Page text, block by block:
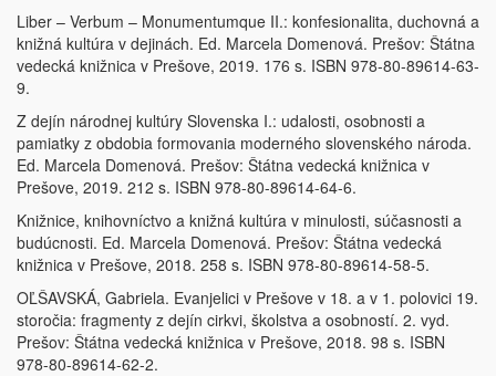
Liber – Verbum – Monumentumque II.: konfesionalita, duchovná a
knižná kultúra v dejinách. Ed. Marcela Domenová. Prešov: Štátna
vedecká knižnica v Prešove, 2019. 176 s. ISBN 978-80-89614-63-
9.
Z dejín národnej kultúry Slovenska I.: udalosti, osobnosti a
pamiatky z obdobia formovania moderného slovenského národa.
Ed. Marcela Domenová. Prešov: Štátna vedecká knižnica v
Prešove, 2019. 212 s. ISBN 978-80-89614-64-6.
Knižnice, knihovníctvo a knižná kultúra v minulosti, súčasnosti a
budúcnosti. Ed. Marcela Domenová. Prešov: Štátna vedecká
knižnica v Prešove, 2018. 258 s. ISBN 978-80-89614-58-5.
OĽŠAVSKÁ, Gabriela. Evanjelici v Prešove v 18. a v 1. polovici 19.
storočia: fragmenty z dejín cirkvi, školstva a osobností. 2. vyd.
Prešov: Štátna vedecká knižnica v Prešove, 2018. 98 s. ISBN
978-80-89614-62-2.